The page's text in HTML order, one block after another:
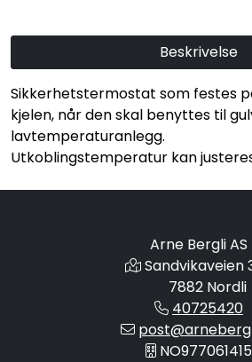
Beskrivelse
Sikkerhetstermostat som festes
kjelen, når den skal benyttes til
lavtemperaturanlegg.
Utkoblingstemperatur kan
Arne Bergli AS
Sandvikaveien
7882 Nordli
40725420
NO977061415